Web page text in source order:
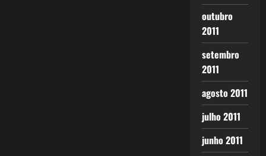
outubro
2011
setembro
2011
agosto 2011
julho 2011
junho 2011